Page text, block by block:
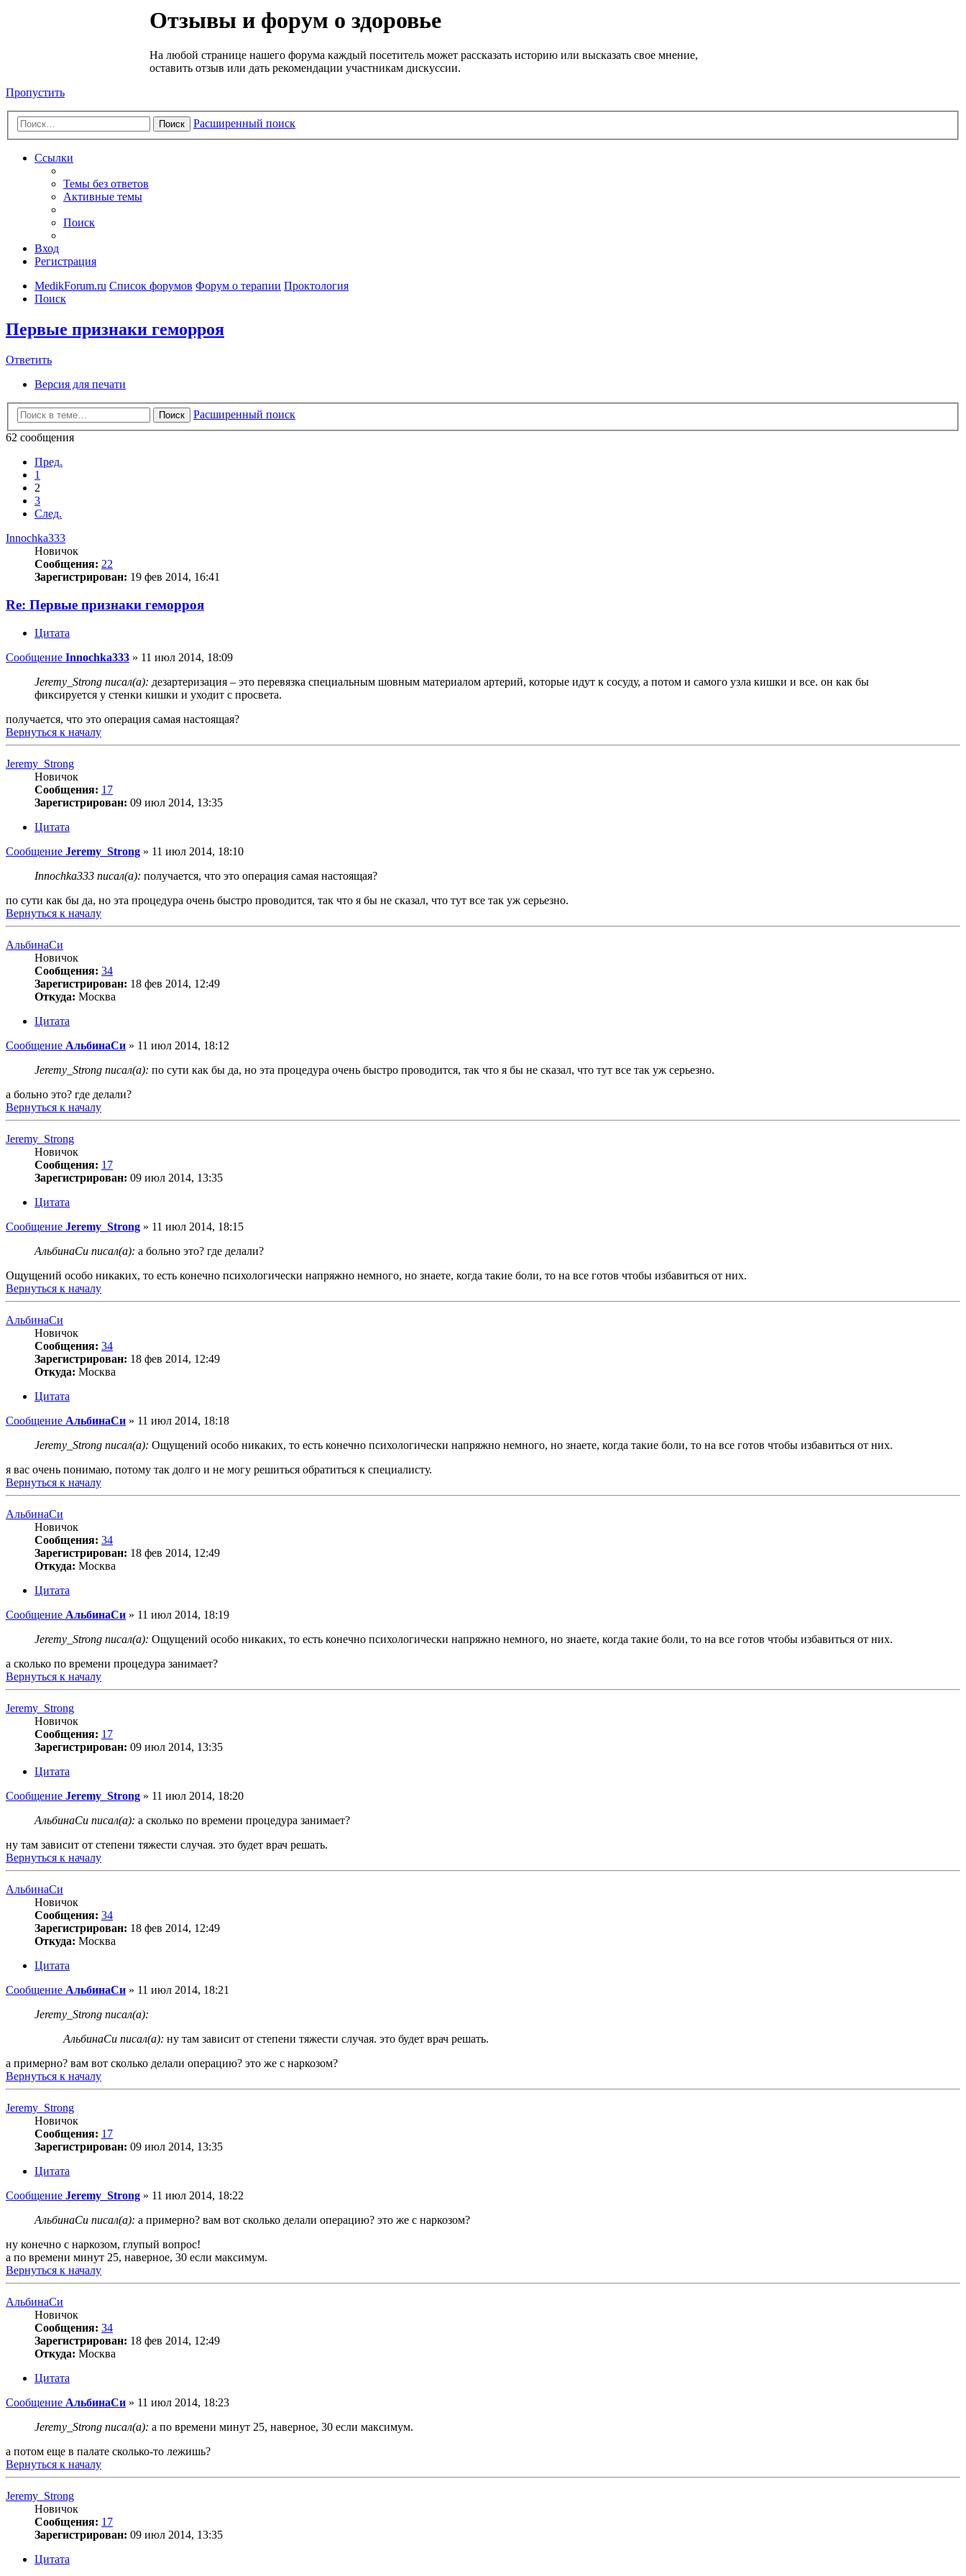
Отзывы и форум о здоровье
На любой странице нашего форума каждый посетитель может рассказать историю или высказать свое мнение,
оставить отзыв или дать рекомендации участникам дискуссии.
Пропустить
Поиск Расширенный поиск
Ссылки
Темы без ответов
Активные темы
Поиск
Вход
Регистрация
MedikForum.ru Список форумов Форум о терапии Проктология
Поиск
Первые признаки геморроя
Ответить
Версия для печати
Поиск
Расширенный поиск
62 сообщения
Пред.
1
2
3
След.
Innochka333
Новичок
Сообщения: 22
Зарегистрирован: 19 фев 2014, 16:41
Re: Первые признаки геморроя
Цитата
Сообщение Innochka333 » 11 июл 2014, 18:09
Jeremy_Strong писал(а): дезартеризация – это перевязка специальным шовным материалом артерий, которые идут к сосуду, а потом и самого узла кишки и все. он как бы
фиксируется у стенки кишки и уходит с просвета.
получается, что это операция самая настоящая?
Вернуться к началу
Jeremy_Strong
Новичок
Сообщения: 17
Зарегистрирован: 09 июл 2014, 13:35
Цитата
Сообщение Jeremy_Strong » 11 июл 2014, 18:10
Innochka333 писал(а): получается, что это операция самая настоящая?
по сути как бы да, но эта процедура очень быстро проводится, так что я бы не сказал, что тут все так уж серьезно.
Вернуться к началу
АльбинаСи
Новичок
Сообщения: 34
Зарегистрирован: 18 фев 2014, 12:49
Откуда: Москва
Цитата
Сообщение АльбинаСи » 11 июл 2014, 18:12
Jeremy_Strong писал(а): по сути как бы да, но эта процедура очень быстро проводится, так что я бы не сказал, что тут все так уж серьезно.
а больно это? где делали?
Вернуться к началу
Jeremy_Strong
Новичок
Сообщения: 17
Зарегистрирован: 09 июл 2014, 13:35
Цитата
Сообщение Jeremy_Strong » 11 июл 2014, 18:15
АльбинаСи писал(а): а больно это? где делали?
Ощущений особо никаких, то есть конечно психологически напряжно немного, но знаете, когда такие боли, то на все готов чтобы избавиться от них.
Вернуться к началу
АльбинаСи
Новичок
Сообщения: 34
Зарегистрирован: 18 фев 2014, 12:49
Откуда: Москва
Цитата
Сообщение АльбинаСи » 11 июл 2014, 18:18
Jeremy_Strong писал(а): Ощущений особо никаких, то есть конечно психологически напряжно немного, но знаете, когда такие боли, то на все готов чтобы избавиться от них.
я вас очень понимаю, потому так долго и не могу решиться обратиться к специалисту.
Вернуться к началу
АльбинаСи
Новичок
Сообщения: 34
Зарегистрирован: 18 фев 2014, 12:49
Откуда: Москва
Цитата
Сообщение АльбинаСи » 11 июл 2014, 18:19
Jeremy_Strong писал(а): Ощущений особо никаких, то есть конечно психологически напряжно немного, но знаете, когда такие боли, то на все готов чтобы избавиться от них.
а сколько по времени процедура занимает?
Вернуться к началу
Jeremy_Strong
Новичок
Сообщения: 17
Зарегистрирован: 09 июл 2014, 13:35
Цитата
Сообщение Jeremy_Strong » 11 июл 2014, 18:20
АльбинаСи писал(а): а сколько по времени процедура занимает?
ну там зависит от степени тяжести случая. это будет врач решать.
Вернуться к началу
АльбинаСи
Новичок
Сообщения: 34
Зарегистрирован: 18 фев 2014, 12:49
Откуда: Москва
Цитата
Сообщение АльбинаСи » 11 июл 2014, 18:21
Jeremy_Strong писал(а):
АльбинаСи писал(а): ну там зависит от степени тяжести случая. это будет врач решать.
а примерно? вам вот сколько делали операцию? это же с наркозом?
Вернуться к началу
Jeremy_Strong
Новичок
Сообщения: 17
Зарегистрирован: 09 июл 2014, 13:35
Цитата
Сообщение Jeremy_Strong » 11 июл 2014, 18:22
АльбинаСи писал(а): а примерно? вам вот сколько делали операцию? это же с наркозом?
ну конечно с наркозом, глупый вопрос!
а по времени минут 25, наверное, 30 если максимум.
Вернуться к началу
АльбинаСи
Новичок
Сообщения: 34
Зарегистрирован: 18 фев 2014, 12:49
Откуда: Москва
Цитата
Сообщение АльбинаСи » 11 июл 2014, 18:23
Jeremy_Strong писал(а): а по времени минут 25, наверное, 30 если максимум.
а потом еще в палате сколько-то лежишь?
Вернуться к началу
Jeremy_Strong
Новичок
Сообщения: 17
Зарегистрирован: 09 июл 2014, 13:35
Цитата